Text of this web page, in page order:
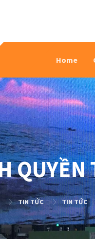
Home
TIN TỨC TIN TỨC